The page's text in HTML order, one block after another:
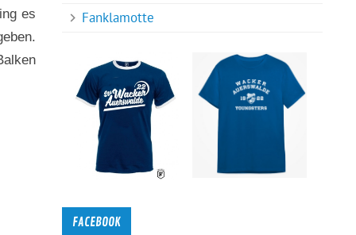
es
Fanklamotte
FACEBOOK